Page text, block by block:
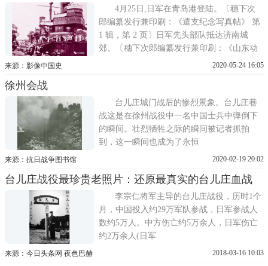
4月25日,日军在青岛港登陆。〔穗下次
郎编纂发行兼印刷：《遣支纪念写真帖》 第
1 辑，第 2 页〕日军先头部队抵达济南城
郊。〔穗下次郎编纂发行兼印刷：《山东动
乱派遣记念写真帖》，第 37 页〕日军驻扎济
庄机场起飞,对济南城进行空中侦察。〔《山
东动乱派遣军记
来源：影像中国史 2020-05-24 16:05
徐州会战
台儿庄城门战后的惨烈景象。台儿庄巷
战这是在徐州战役中一名中国士兵中弹倒下
的瞬间。壮烈牺牲之际的瞬间被记者抓拍
到，这一瞬间也成为了永恒
来源：抗日战争图书馆 2020-02-19 20:02
台儿庄战役最珍贵老照片：还原最真实的台儿庄血战
李宗仁将军主导的台儿庄战役，历时1个
月，中国投入约29万军队参战，日军参战人
数约5万人。中方伤亡约5万余人，日军伤亡
约2万余人(日军
来源：今日头条网 夜色巴赫 2018-03-16 10:03